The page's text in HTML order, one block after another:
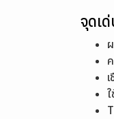
จุดเ